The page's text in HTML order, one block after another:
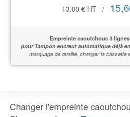
13.00 € HT /
Empreinte caoutchouc 3
pour Tampon encreur automatique déjà
marquage de qualité, changer la cassette
Changer l'empreinte